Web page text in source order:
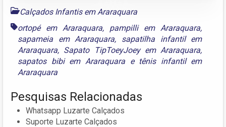
Calçados Infantis em Araraquara
ortopé em Araraquara, pampilli em Araraquara,
sapameia em Araraquara, sapatilha infantil em
Araraquara, Sapato TipToeyJoey em Araraquara,
sapatos bibi em Araraquarae tênis infantil em
Araraquara
Pesquisas Relacionadas
Whatsapp Luzarte Calçados
Suporte Luzarte Calçados